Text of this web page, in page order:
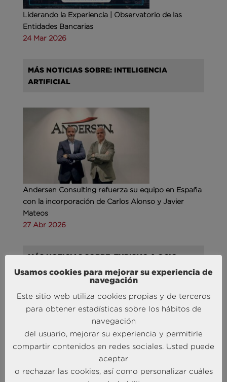
Liderando la Experiencia | Observatorio de las
Entidades Bancarias
24 Mar 2026
MÁS NOTICIAS SOBRE: INTELIGENCIA
ARTIFICIAL
Andersen Consulting refuerza su equipo en España
con la incorporación de Carlos Alonso y Javier
Mateos
27 Abr 2026
MÁS NOTICIAS SOBRE: TURISMO & OCIO
Agencias de viajes: del mostrador al taller de
experiencias
Usamos cookies para mejorar su experiencia de
navegación
Este sitio web utiliza cookies propias y de terceros
para obtener estadísticas sobre los hábitos de
navegación
del usuario, mejorar su experiencia y permitirle
compartir contenidos en redes sociales. Usted puede
aceptar
o rechazar las cookies, así como personalizar cuáles